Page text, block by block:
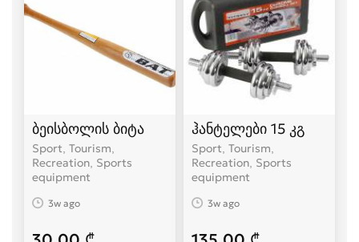
ბეისბოლის ბიტა
Sport, Tourism,
Recreation, Sports
equipment
3w ago
ჰანტელები 15 კგ
Sport, Tourism,
Recreation, Sports
equipment
3w ago